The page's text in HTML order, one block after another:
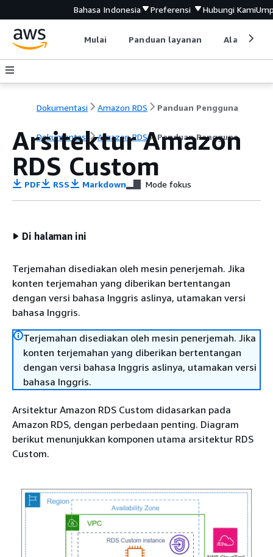
Bahasa Indonesia Preferensi Hubungi Kami
Mulai Panduan layanan Alat
Dokumentasi Amazon RDS Panduan Pengguna
Dokumentasi Amazon RDS Panduan Pengguna
Arsitektur Amazon
RDS Custom
PDF RSS Markdown Mode fokus
Di halaman ini
Terjemahan disediakan oleh mesin penerjemah. Jika
konten terjemahan yang diberikan bertentangan
dengan versi bahasa Inggris aslinya, utamakan versi
bahasa Inggris.
Terjemahan disediakan oleh mesin penerjemah. Jika
konten terjemahan yang diberikan bertentangan
dengan versi bahasa Inggris aslinya, utamakan versi
bahasa Inggris.
Arsitektur Amazon RDS Custom didasarkan pada
Amazon RDS, dengan perbedaan penting. Diagram
berikut menunjukkan komponen utama arsitektur RDS
Custom.